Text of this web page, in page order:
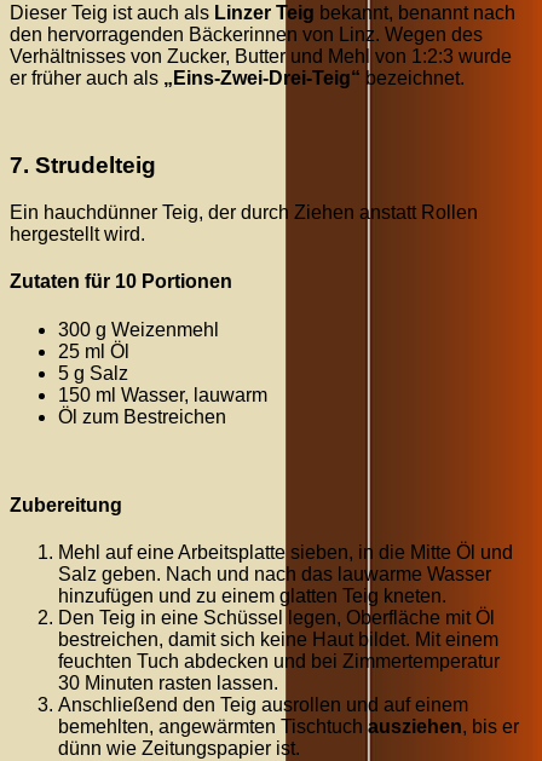
Dieser Teig ist auch als Linzer Teig bekannt, benannt nach
den hervorragenden Bäckerinnen von Linz. Wegen des
Verhältnisses von Zucker, Butter und Mehl von 1 :2:3 wurde
er früher auch als „Eins-Zwei-Drei-Teig“ bezeichnet.
7. Strudelteig
Ein hauchdünner Teig, der durch Ziehen anstatt Rollen
hergestellt wird.
Zutaten für 10 Portionen
300 g Weizenmehl
25 ml Öl
5 g Salz
150 ml Wasser, lauwarm
Öl zum Bestreichen
Zubereitung
Mehl auf eine Arbeitsplatte sieben, in die Mitte Öl und
Salz geben. Nach und nach das lauwarme Wasser
hinzufügen und zu einem glatten Teig kneten.
Den Teig in eine Schüssel legen, Oberfläche mit Öl
bestreichen, damit sich keine Haut bildet. Mit einem
feuchten Tuch abdecken und bei Zimmertemperatur
30 Minuten rasten lassen.
Anschließend den Teig ausrollen und auf einem
bemehlten, angewärmten Tischtuch ausziehen, bis er
dünn wie Zeitungspapier ist.